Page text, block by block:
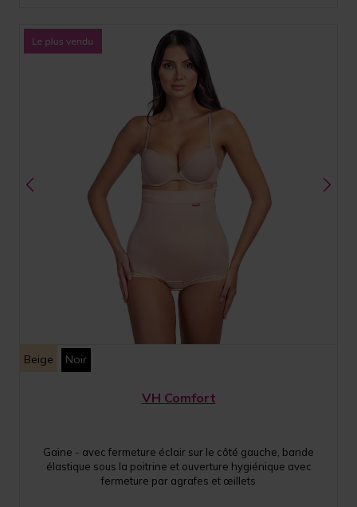
Beige Noir
VH Comfort
Gaine - avec fermeture éclair sur le côté gauche, bande
élastique sous la poitrine et ouverture hygiénique avec
fermeture par agrafes et œillets